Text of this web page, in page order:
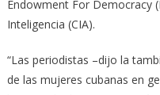
Endowment For Democracy
Inteligencia (CIA).
“Las periodistas –dijo la
de las mujeres cubanas en